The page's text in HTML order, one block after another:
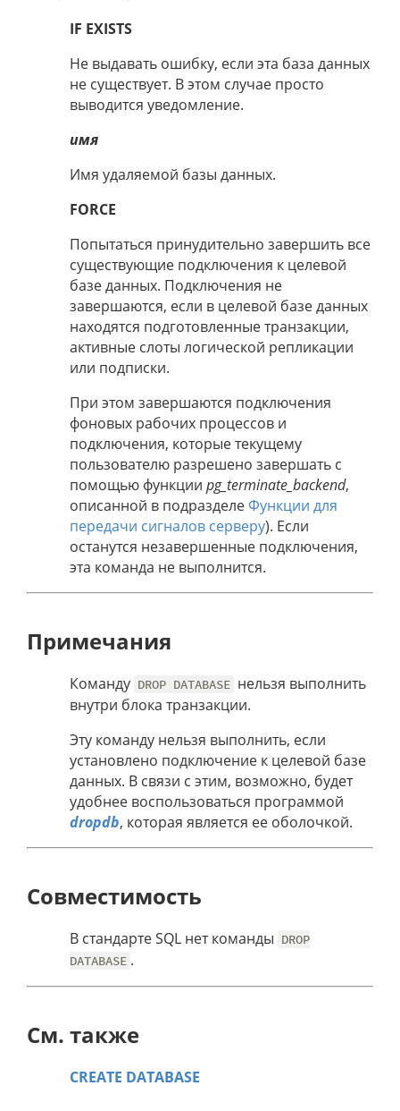
IF EXISTS
Не выдавать ошибку, если эта база данных
не существует. В этом случае просто
выводится уведомление.
имя
Имя удаляемой базы данных.
FORCE
Попытаться принудительно завершить все
существующие подключения к целевой
базе данных. Подключения не
завершаются, если в целевой базе данных
находятся подготовленные транзакции,
активные слоты логической репликации
или подписки.
При этом завершаются подключения
фоновых рабочих процессов и
подключения, которые текущему
пользователю разрешено завершать с
помощью функции pg_terminate_backend,
описанной в подразделеФункции для
передачи сигналов серверу). Если
останутся незавершенные подключения,
эта команда не выполнится.
Примечания
Команду DROP DATABASE нельзя выполнить
внутри блока транзакции.
Эту команду нельзя выполнить, если
установлено подключение к целевой базе
данных. В связи с этим, возможно, будет
удобнее воспользоваться программой
dropdb, которая является ее оболочкой.
Совместимость
В стандарте SQL нет команды DROP
DATABASE .
См. также
CREATE DATABASE